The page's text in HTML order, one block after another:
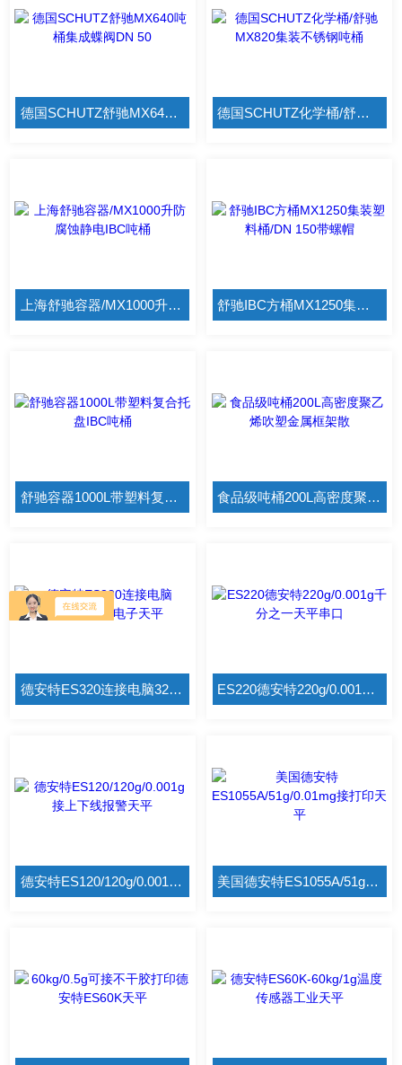
德国SCHUTZ舒驰MX640吨桶集成蝶阀DN 50 德国SCHUTZ化学桶/舒驰MX820集装不锈钢吨桶
上海舒驰容器/MX1000升防腐蚀静电IBC吨桶 舒驰IBC方桶MX1250集装塑料桶/DN 150带螺帽
舒驰容器1000L带塑料复合托盘IBC吨桶 食品级吨桶200L高密度聚乙烯吹塑金属框架散
德安特ES320连接电脑320g/0.001g电子天平 ES220德安特220g/0.001g千分之一天平串口
德安特ES120/120g/0.001g接上下线报警天平 美国德安特ES1055A/51g/0.01mg接打印天平